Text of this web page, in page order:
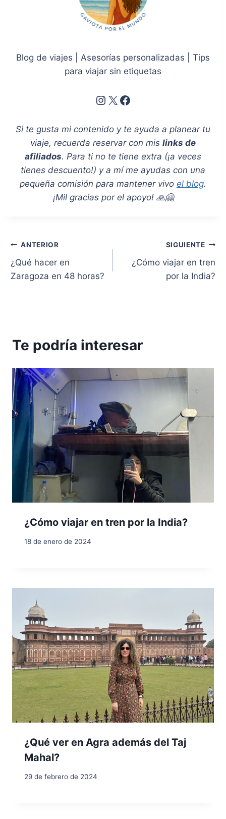
Blog de viajes | Asesorías personalizadas | Tips
para viajar sin etiquetas
Instagram X Facebook
Si te gusta mi contenido y te ayuda a planear tu
viaje, recuerda reservar con mis links de
afiliados. Para ti no te tiene extra (¡a veces
tienes descuento!) y a mí me ayudas con una
pequeña comisión para mantener vivo el blog.
¡Mil gracias por el apoyo! 🙏🤗
Navegación
de
ANTERIOR
¿Qué hacer en
Zaragoza en 48 horas?
SIGUIENTE
¿Cómo viajar en tren
por la India?
Te podría interesar
¿Cómo viajar en tren por la India?
18 de enero de 2024
¿Qué ver en Agra además del Taj
Mahal?
29 de febrero de 2024